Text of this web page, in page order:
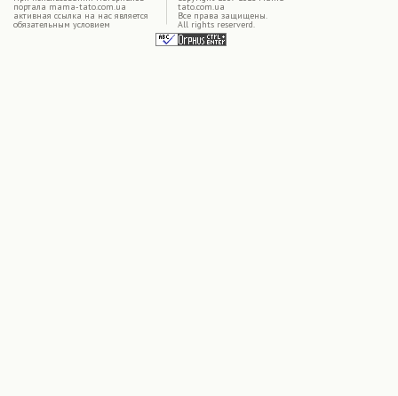
портала mama-tato.com.ua
активная ссылка на нас является
обязательным условием
tato.com.ua
Все права защищены.
All rights reserverd.